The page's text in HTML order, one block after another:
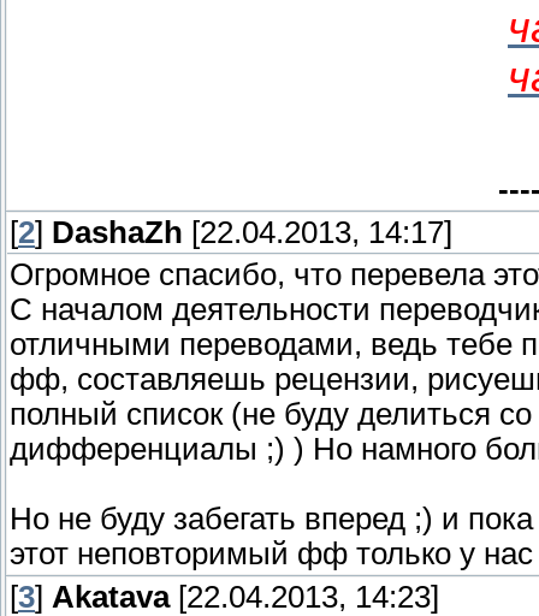
[2] DashaZh [22.04.2013, 14:17]
Огромное спасибо, что перевела
С началом деятельности
отличными переводами, ведь тебе
фф, составляешь рецензии,
полный список (не буду делиться
дифференциалы ;) ) Но намного
Но не буду забегать вперед ;) и
этот неповторимый фф только у нас
[3] Akatava[22.04.2013, 14:23]